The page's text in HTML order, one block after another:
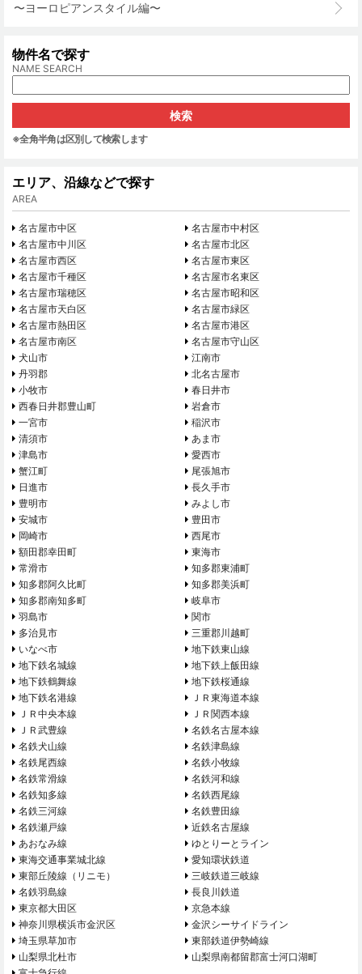
〜ヨーロピアンスタイル編〜
物件名で探す
NAME SEARCH
※全角半角は区別して検索します
エリア、沿線などで探す
AREA
名古屋市中区
名古屋市中村区
名古屋市中川区
名古屋市北区
名古屋市西区
名古屋市東区
名古屋市千種区
名古屋市名東区
名古屋市瑞穂区
名古屋市昭和区
名古屋市天白区
名古屋市緑区
名古屋市熱田区
名古屋市港区
名古屋市南区
名古屋市守山区
犬山市
江南市
丹羽郡
北名古屋市
小牧市
春日井市
西春日井郡豊山町
岩倉市
一宮市
稲沢市
清須市
あま市
津島市
愛西市
蟹江町
尾張旭市
日進市
長久手市
豊明市
みよし市
安城市
豊田市
岡崎市
西尾市
額田郡幸田町
東海市
常滑市
知多郡東浦町
知多郡阿久比町
知多郡美浜町
知多郡南知多町
岐阜市
羽島市
関市
多治見市
三重郡川越町
いなべ市
地下鉄東山線
地下鉄名城線
地下鉄上飯田線
地下鉄鶴舞線
地下鉄桜通線
地下鉄名港線
ＪＲ東海道本線
ＪＲ中央本線
ＪＲ関西本線
ＪＲ武豊線
名鉄名古屋本線
名鉄犬山線
名鉄津島線
名鉄尾西線
名鉄小牧線
名鉄常滑線
名鉄河和線
名鉄知多線
名鉄西尾線
名鉄三河線
名鉄豊田線
名鉄瀬戸線
近鉄名古屋線
あおなみ線
ゆとりーとライン
東海交通事業城北線
愛知環状鉄道
東部丘陵線（リニモ）
三岐鉄道三岐線
名鉄羽島線
長良川鉄道
東京都大田区
京急本線
神奈川県横浜市金沢区
金沢シーサイドライン
埼玉県草加市
東部鉄道伊勢崎線
山梨県北杜市
山梨県南都留郡富士河口湖町